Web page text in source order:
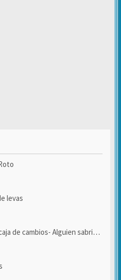
levas
cambios- Alguien sabria decirme